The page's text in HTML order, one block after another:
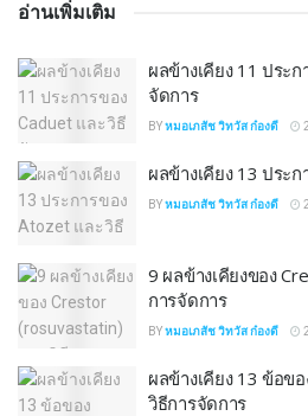
อ่านเพิ่มเติม
ผลข้างเคียง 11 ประ
จัดการ
BYหมอเภสัช วิทวัส ก๋องดี
ผลข้างเคียง 13 ประ
BYหมอเภสัช วิทวัส ก๋องดี
9 ผลข้างเคียงของ
การจัดการ
BYหมอเภสัช วิทวัส ก๋องดี
ผลข้างเคียง 13 ข้อข
วิธีการจัดการ